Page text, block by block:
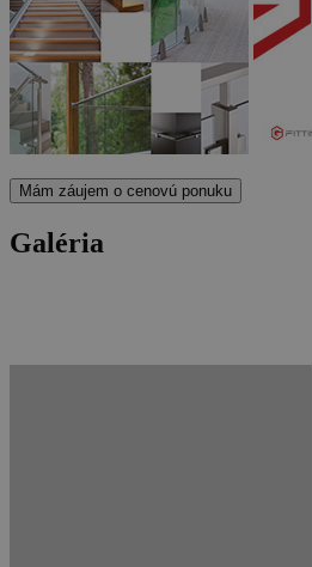
Mám záujem o cenovú ponuku
Galéria